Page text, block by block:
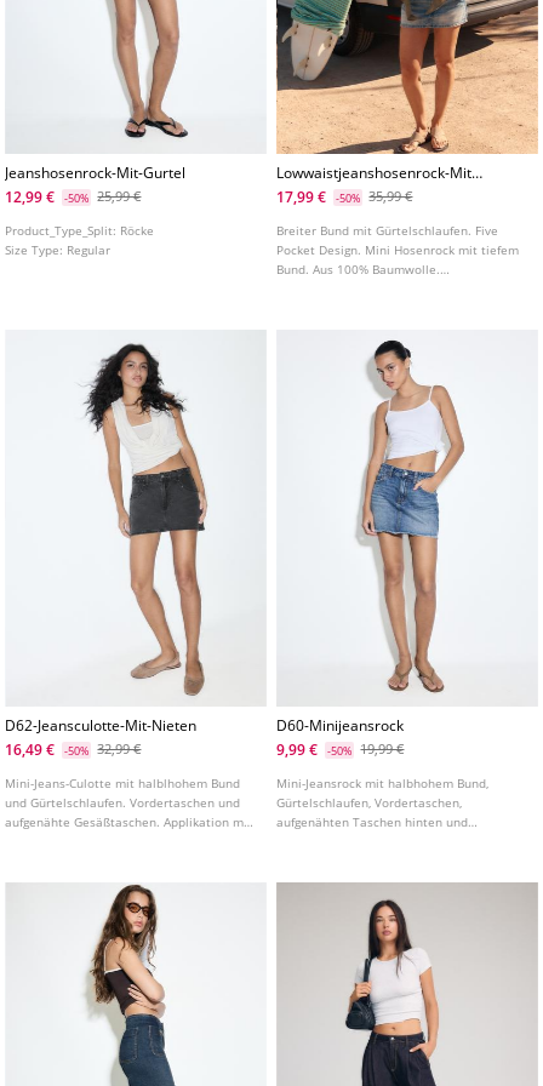
Jeanshosenrock-Mit-Gurtel
12,99 €
-50% 25,99 €
Product_Type_Split: Röcke
Size Type: Regular
Lowwaistjeanshosenrock-Mit-
Details
17,99 € -50% 35,99 €
Breiter Bund mit Gürtelschlaufen. Five
Pocket Design. Mini Hosenrock mit tiefem
Bund. Aus 100% Baumwolle.
D62-Jeansculotte-Mit-Nieten
16,49 €
-50% 32,99 €
Mini-Jeans-Culotte mit halblhohem Bund
und Gürtelschlaufen. Vordertaschen und
aufgenähte Gesäßtaschen. Applikation mit
D60-Minijeansrock
9,99 €
-50% 19,99 €
Mini-Jeansrock mit halbhohem Bund,
Gürtelschlaufen, Vordertaschen,
aufgenähten Taschen hinten und